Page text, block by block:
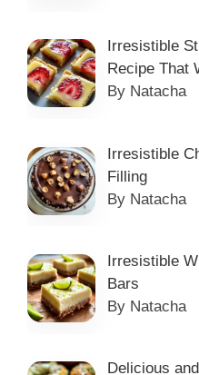
Irresistible
Recipe That
By Natacha
Irresistible
Filling
By Natacha
Irresistible
Bars
By Natacha
Delicious